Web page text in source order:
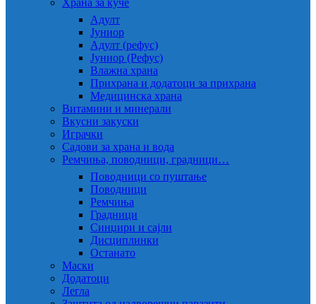
Храна за куче
Адулт
Јуниор
Адулт (рефус)
Јуниор (Рефус)
Влажна храна
Прихрана и додатоци за прихрана
Медицинска храна
Витамини и минерали
Вкусни закуски
Играчки
Садови за храна и вода
Ремчиња, поводници, градници…
Поводници со пуштање
Поводници
Ремчиња
Градници
Синџири и сајли
Дисциплинки
Останато
Маски
Додатоци
Легла